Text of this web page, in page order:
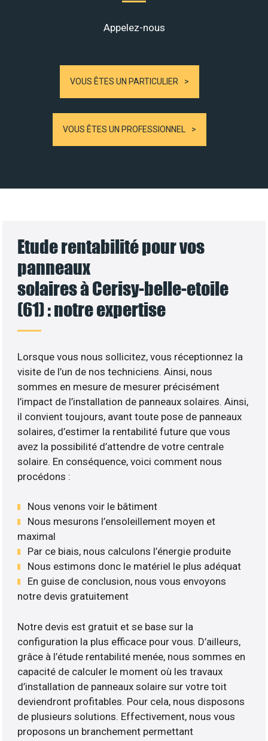
Appelez-nous
VOUS ÊTES UN PARTICULIER
VOUS ÊTES UN PROFESSIONNEL
Etude rentabilité pour vos
panneaux
solaires à Cerisy-belle-etoile
(61) : notre expertise
Lorsque vous nous sollicitez, vous réceptionnez la
visite de l’un de nos techniciens. Ainsi, nous
sommes en mesure de mesurer précisément
l’impact de l’installation de panneaux solaires. Ainsi,
il convient toujours, avant toute pose de panneaux
solaires, d’estimer la rentabilité future que vous
avez la possibilité d’attendre de votre centrale
solaire. En conséquence, voici comment nous
procédons :
Nous venons voir le bâtiment
Nous mesurons l’ensoleillement moyen et
maximal
Par ce biais, nous calculons l’énergie produite
Nous estimons donc le matériel le plus adéquat
En guise de conclusion, nous vous envoyons
notre devis gratuitement
Notre devis est gratuit et se base sur la
configuration la plus efficace pour vous. D’ailleurs,
grâce à l’étude rentabilité menée, nous sommes en
capacité de calculer le moment où les travaux
d’installation de panneaux solaire sur votre toit
deviendront profitables. Pour cela, nous disposons
de plusieurs solutions. Effectivement, nous vous
proposons un branchement permettant